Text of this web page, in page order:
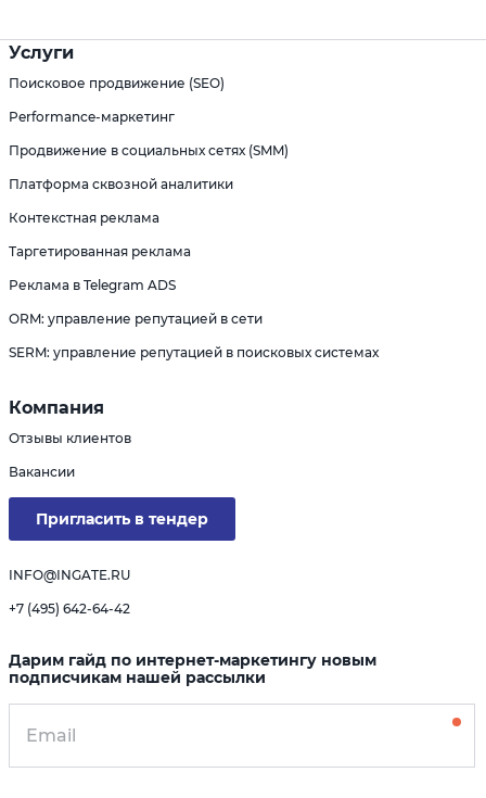
Услуги
Поисковое продвижение (SEO)
Performance-маркетинг
Продвижение в социальных сетях (SMM)
Платформа сквозной аналитики
Контекстная реклама
Таргетированная реклама
Реклама в Telegram ADS
ORM: управление репутацией в сети
SERM: управление репутацией в поисковых системах
Компания
Отзывы клиентов
Вакансии
Пригласить в тендер
INFO@INGATE.RU
+7 (495) 642-64-42
Дарим гайд по интернет-маркетингу новым
подписчикам нашей рассылки